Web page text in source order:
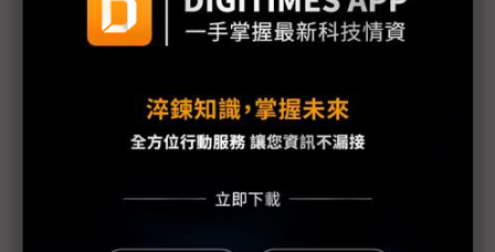
Salesforce CEO：微軟遲早不再仰賴OpenAI
字節跳動研擬TikTok替代方案 盼免出售合法在美營
與川普新政互別苗頭 歐盟擬推出EV購車獎勵措施